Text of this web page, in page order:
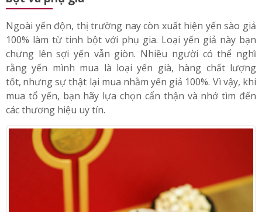
Cảnh giác với yến sào giả 100% làm từ tinh
bột và phụ gia
Ngoài yến độn, thị trường nay còn xuất hiện yến sào giả
100% làm từ tinh bột với phụ gia. Loại yến giả này bạn
chưng lên sợi yến vẫn giòn. Nhiều người có thể nghĩ
rằng yến mình mua là loại yến già, hàng chất lượng
tốt, ;nhưng sự thật lại mua nhằm yến giả 100%. Vì vậy, khi
mua tổ yến, bạn hãy lựa chọn cẩn thận và nhớ tìm đến
các thương hiệu uy tín.